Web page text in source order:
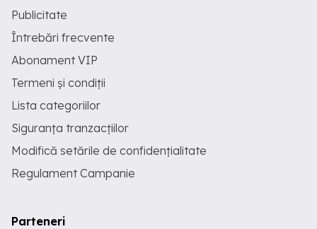
Publicitate
Întrebări frecvente
Abonament VIP
Termeni și condiții
Lista categoriilor
Siguranța tranzacțiilor
Modifică setările de confidențialitate
Regulament Campanie
Parteneri